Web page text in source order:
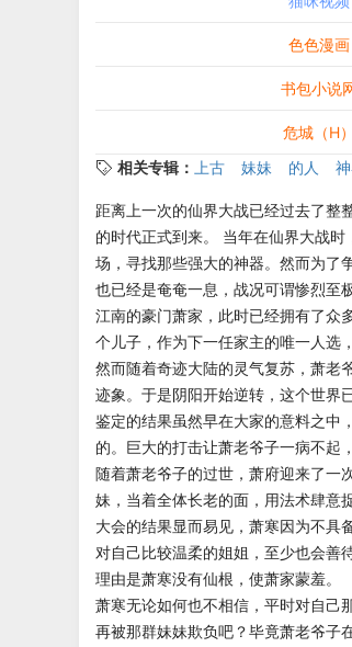
色色漫画
书包小说
危城（H）
相关专辑：
上古 妹妹 的人
距离上一次的仙界大战已经过去了整
的时代正式到来。 当年在仙界大战
场，寻找那些强大的神器。然而为了
也已经是奄奄一息，战况可谓惨烈至极
江南的豪门萧家，此时已经拥有了众
个儿子，作为下一任家主的唯一人选
然而随着奇迹大陆的灵气复苏，萧老
迹象。于是阴阳开始逆转，这个世界
鉴定的结果虽然早在大家的意料之中
的。巨大的打击让萧老爷子一病不起
随着萧老爷子的过世，萧府迎来了一
妹，当着全体长老的面，用法术肆意
大会的结果显而易见，萧寒因为不具
对自己比较温柔的姐姐，至少也会善
理由是萧寒没有仙根，使萧家蒙羞。
萧寒无论如何也不相信，平时对自己
再被那群妹妹欺负吧？毕竟萧老爷子